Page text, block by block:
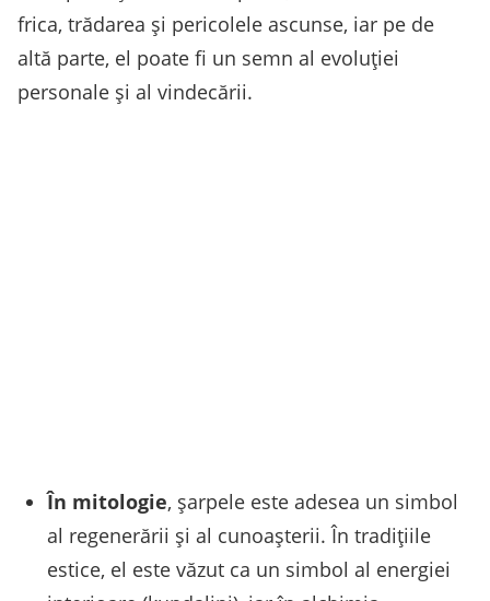
frica, trădarea și pericolele ascunse, iar pe de
altă parte, el poate fi un semn al evoluției
personale și al vindecării.
În mitologie, șarpele este adesea un simbol
al regenerării și al cunoașterii. În tradițiile
estice, el este văzut ca un simbol al energiei